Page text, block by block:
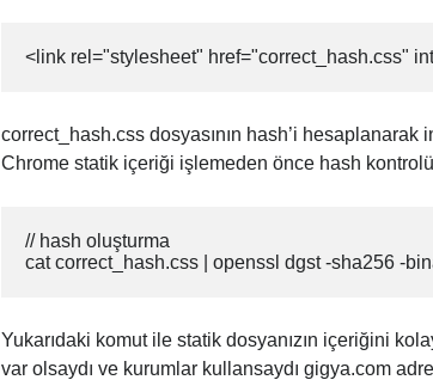
<link rel="stylesheet" href="correct_hash.css"
correct_hash.css dosyasının hash’i
Chrome statik içeriği işlemeden önce hash
// hash oluşturma
cat correct_hash.css | openssl dgst -sha256 -
Yukarıdaki komut ile statik dosyanızın içeriğini
var olsaydı ve kurumlar kullansaydı gigya.com